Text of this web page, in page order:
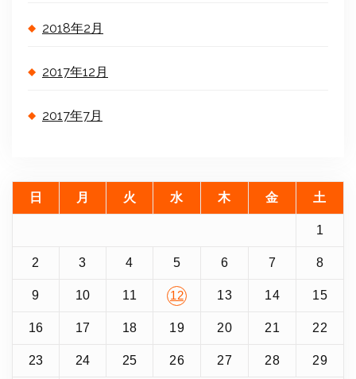
2018年2月
2017年12月
2017年7月
日 月 火 水 木 金 土
1
2 3 4 5 6 7 8
9 10 11 12 13 14 15
16 17 18 19 20 21 22
23 24 25 26 27 28 29